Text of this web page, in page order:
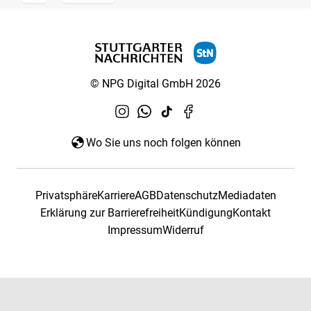
© NPG Digital GmbH 2026
Wo Sie uns noch folgen können
PrivatsphäreKarriereAGBDatenschutzMediadaten
Erklärung zur BarrierefreiheitKündigungKontakt
ImpressumWiderruf